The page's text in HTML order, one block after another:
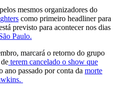
mesmos organizadores do
como primeiro headliner para
previsto para acontecer nos dias
Paulo.
marcará o retorno do grupo
terem cancelado o show que
ano passado por conta da morte